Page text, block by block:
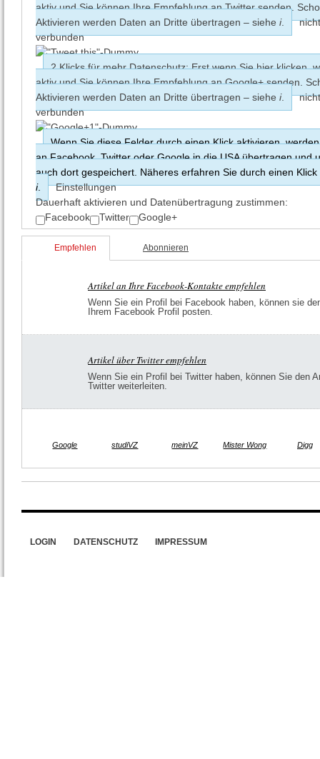
aktiv und Sie können Ihre Empfehlung an Twitter senden.
Aktivieren werden Daten an Dritte übertragen – siehe i.
verbunden
2 Klicks für mehr Datenschutz: Erst wenn Sie hier klicken,
aktiv und Sie können Ihre Empfehlung an Google+ senden.
Aktivieren werden Daten an Dritte übertragen – siehe i.
verbunden
Wenn Sie diese Felder durch einen Klick aktivieren,
an Facebook, Twitter oder Google in die USA übertragen und
auch dort gespeichert. Näheres erfahren Sie durch einen Klick
i.
Einstellungen
Dauerhaft aktivieren und Datenüber­tragung zustimmen:
Facebook
Twitter Google+
Empfehlen Abonnieren
Artikel an Ihre Facebook-Kontakte empfehlen
Wenn Sie ein Profil bei Facebook haben, können sie
Ihrem Facebook Profil posten.
Artikel über Twitter empfehlen
Wenn Sie ein Profil bei Twitter haben, können Sie den
Twitter weiterleiten.
Google studiVZ meinVZ Mister Wong Digg
LOGIN DATENSCHUTZ IMPRESSUM